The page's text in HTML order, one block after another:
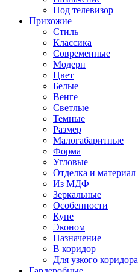
Под телевизор
Прихожие
Стиль
Классика
Современные
Модерн
Цвет
Белые
Венге
Светлые
Темные
Размер
Малогабаритные
Форма
Угловые
Отделка и материал
Из МДФ
Зеркальные
Особенности
Купе
Эконом
Назначение
В коридор
Для узкого коридора